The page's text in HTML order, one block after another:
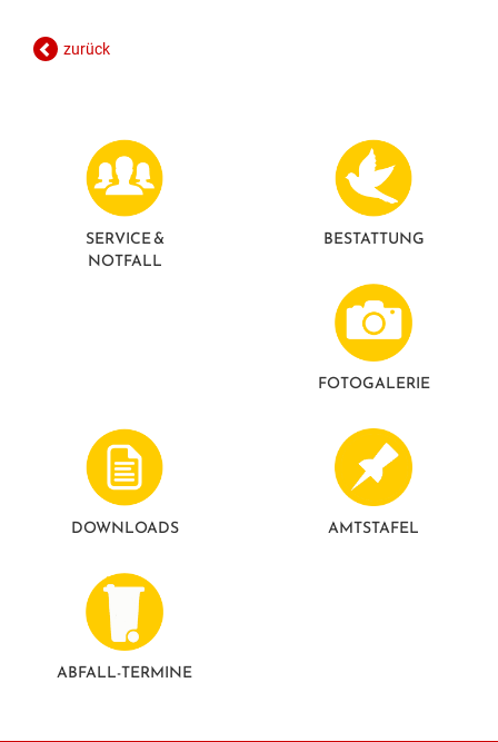
zurück
SERVICE &
NOTFALL
BESTATTUNG
FOTO­GALERIE
DOWNLOADS AMTSTAFEL
ABFALL-TERMINE